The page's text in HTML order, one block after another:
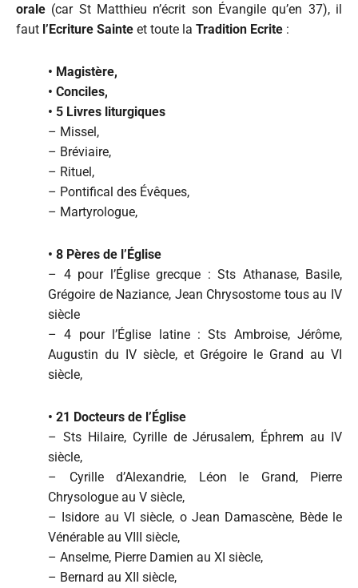
orale (car St Matthieu n’écrit son Évangile qu’en 37), il
faut l’Ecriture Sainte et toute la Tradition Ecrite :
• Magistère,
• Conciles,
• 5 Livres liturgiques
– Missel,
– Bréviaire,
– Rituel,
– Pontifical des Évêques,
– Martyrologue,
• 8 Pères de l’Église
– 4 pour l’Église grecque : Sts Athanase, Basile,
Grégoire de Naziance, Jean Chrysostome tous au IV
siècle
– 4 pour l’Église latine : Sts Ambroise, Jérôme,
Augustin du IV siècle, et Grégoire le Grand au VI
siècle,
• 21 Docteurs de l’Église
– Sts Hilaire, Cyrille de Jérusalem, Éphrem au IV
siècle,
– Cyrille d’Alexandrie, Léon le Grand, Pierre
Chrysologue au V siècle,
– Isidore au VI siècle, o Jean Damascène, Bède le
Vénérable au VIII siècle,
– Anselme, Pierre Damien au XI siècle,
– Bernard au XII siècle,